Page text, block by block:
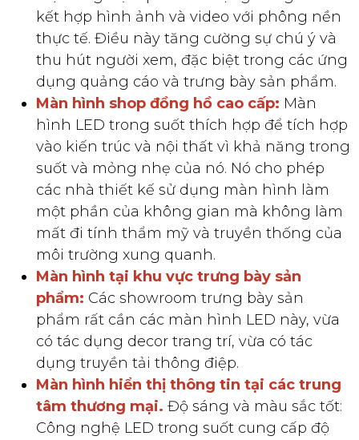
kết hợp hình ảnh và video với phông nền
thực tế. Điều này tăng cường sự chú ý và
thu hút người xem, đặc biệt trong các ứng
dụng quảng cáo và trưng bày sản phẩm.
Màn hình shop đồng hồ cao cấp: Màn
hình LED trong suốt thích hợp để tích hợp
vào kiến trúc và nội thất vì khả năng trong
suốt và mỏng nhẹ của nó. Nó cho phép
các nhà thiết kế sử dụng màn hình làm
một phần của không gian mà không làm
mất đi tính thẩm mỹ và truyền thống của
môi trường xung quanh.
Màn hình tại khu vực trưng bày sản
phẩm: Các showroom trưng bày sản
phẩm rất cần các màn hình LED này, vừa
có tác dụng decor trang trí, vừa có tác
dụng truyền tải thông điệp.
Màn hình hiển thị thông tin tại các trung
tâm thương mại. Độ sáng và màu sắc tốt:
Công nghệ LED trong suốt cung cấp độ